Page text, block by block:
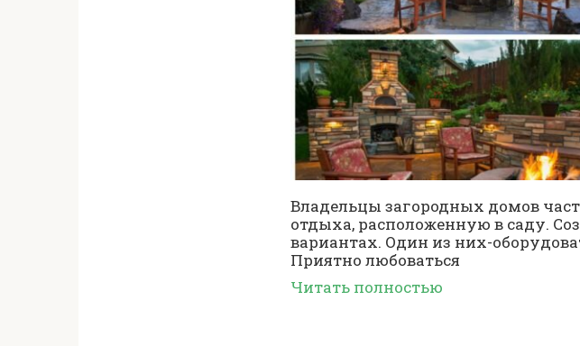
Владельцы загородных домов
отдыха, расположенную в саду.
вариантах. Один из них-
Приятно любоваться
Читать полностью